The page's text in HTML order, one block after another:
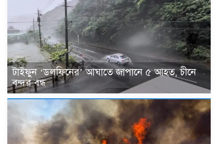
টাইফুন ‘ডলফিনের’ আঘাতে জাপানে ৫ আহত, চীনে
বন্দর বন্ধ